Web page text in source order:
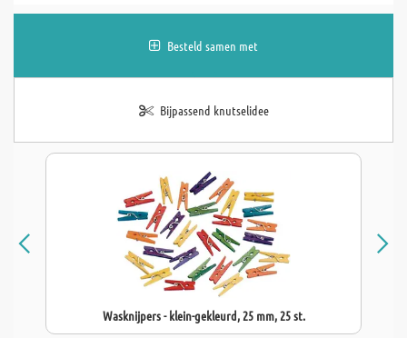
Besteld samen met
Bijpassend knutselidee
Wasknijpers - klein-gekleurd, 25 mm, 25 st.